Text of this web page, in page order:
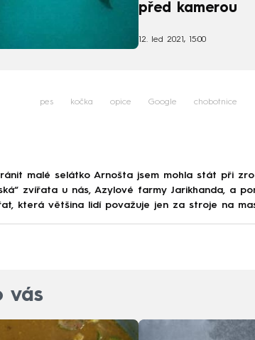
před kamerou
12. led 2021, 15:00
pes kočka opice Google chobotnice
malé selátko Arnošta jsem mohla stát při
zvířata u nás, Azylové farmy Jarikhanda, a
která většina lidí považuje jen za stroje na
vás